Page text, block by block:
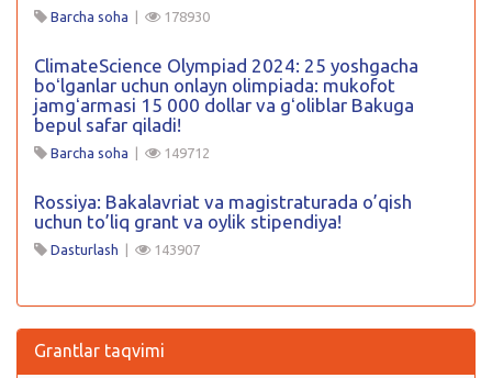
Barcha soha | 178930
ClimateScience Olympiad 2024: 25 yoshgacha
boʻlganlar uchun onlayn olimpiada: mukofot
jamgʻarmasi 15 000 dollar va gʻoliblar Bakuga
bepul safar qiladi!
Barcha soha | 149712
Rossiya: Bakalavriat va magistraturada o’qish
uchun to’liq grant va oylik stipendiya!
Dasturlash | 143907
Grantlar taqvimi